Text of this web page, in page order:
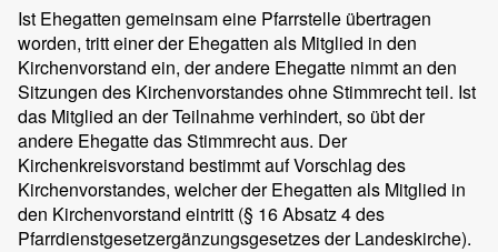
Ist Ehegatten gemeinsam eine Pfarrstelle übertragen
worden, tritt einer der Ehegatten als Mitglied in den
Kirchenvorstand ein, der andere Ehegatte nimmt an den
Sitzungen des Kirchenvorstandes ohne Stimmrecht teil. Ist
das Mitglied an der Teilnahme verhindert, so übt der
andere Ehegatte das Stimmrecht aus. Der
Kirchenkreisvorstand bestimmt auf Vorschlag des
Kirchenvorstandes, welcher der Ehegatten als Mitglied in
den Kirchenvorstand eintritt (§ 16 Absatz 4 des
Pfarrdienstgesetzergänzungsgesetzes der Landeskirche).